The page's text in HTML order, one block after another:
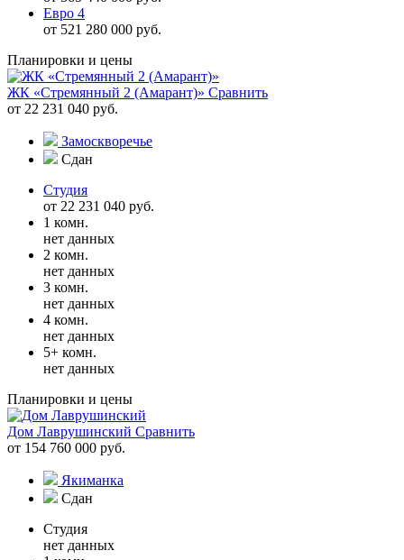
Евро 4
от 521 280 000 руб.
Планировки и цены
ЖК «Стремянный 2 (Амарант)» Сравнить
от 22 231 040 руб.
Замоскворечье
Сдан
Студия
от 22 231 040 руб.
1 комн.
нет данных
2 комн.
нет данных
3 комн.
нет данных
4 комн.
нет данных
5+ комн.
нет данных
Планировки и цены
Дом Лаврушинский Сравнить
от 154 760 000 руб.
Якиманка
Сдан
Студия
нет данных